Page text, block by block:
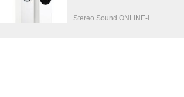
Stereo Sound ONLINE-i